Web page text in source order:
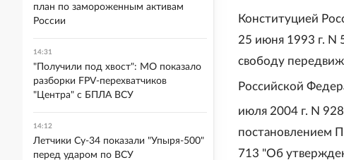
Конституцией
25 июня 1993 г. N
свободу
Российской
июля 2004 г. N
постановлением
713 "Об
план по замороженным активам
России
14:31
"Получили под хвост": МО показало
разборки FPV-перехватчиков
"Центра" с БПЛА ВСУ
14:12
Летчики Су-34 показали "Упыря-500"
перед ударом по ВСУ